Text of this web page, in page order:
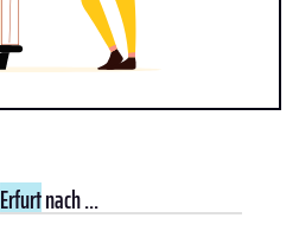
Erfurtnach ...